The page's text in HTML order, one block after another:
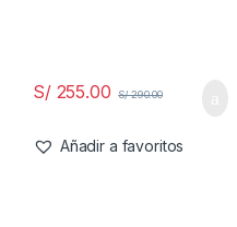
S/255.00 S/290.00
Añadir a favoritos